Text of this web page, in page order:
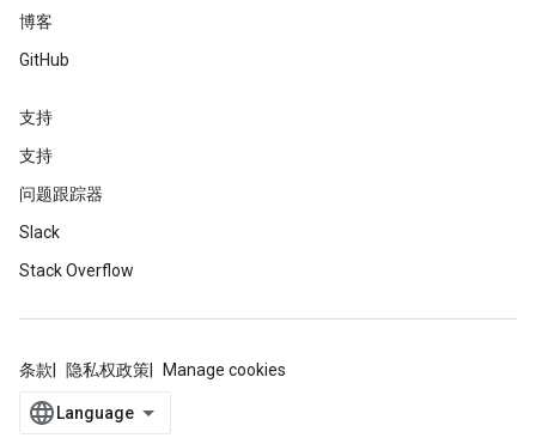
博客
GitHub
支持
支持
问题跟踪器
Slack
Stack Overflow
条款 隐私权政策 Manage cookies